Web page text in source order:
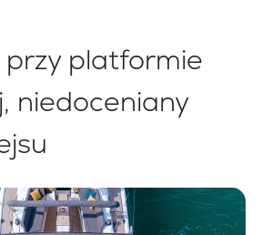
przy platformie
niedoceniany